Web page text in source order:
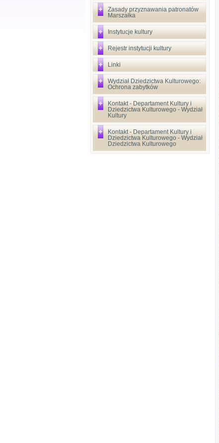
Zasady przyznawania patronatów
Marszałka
Instytucje kultury
Rejestr instytucji kultury
Linki
Wydział Dziedzictwa Kulturowego:
Ochrona zabytków
Kontakt - Departament Kultury i
Dziedzictwa Kulturowego - Wydział
Kultury
Kontakt - Departament Kultury i
Dziedzictwa Kulturowego - Wydział
Dziedzictwa Kulturowego